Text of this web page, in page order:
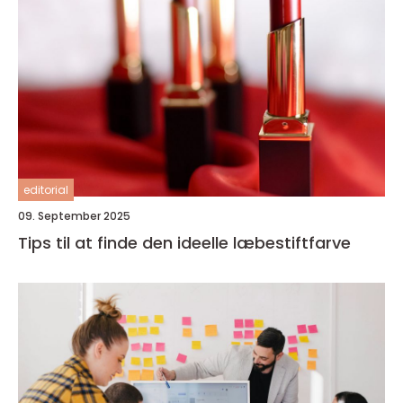
editorial
09. September 2025
Tips til at finde den ideelle læbestiftfarve